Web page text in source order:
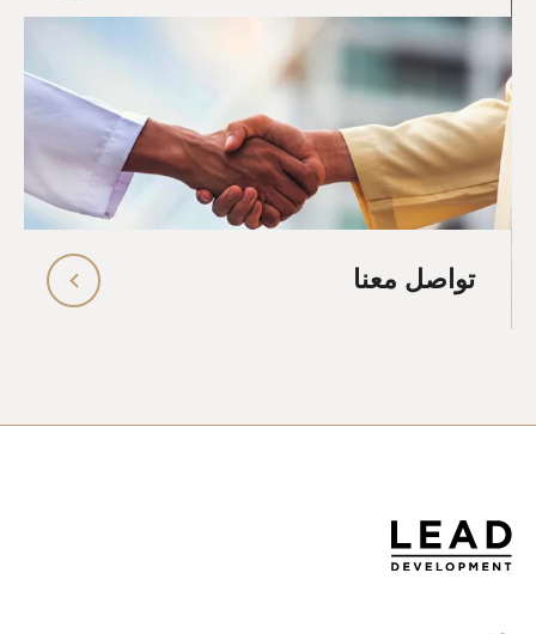
تواصل معنا